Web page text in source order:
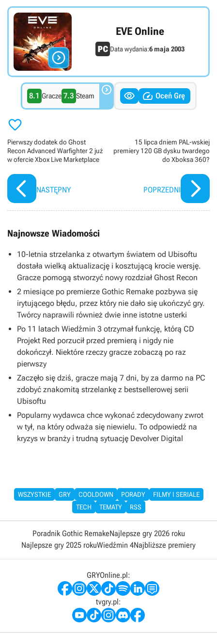

EVE Online
Data wydania:6 maja 2003
8.1 Gracze 7.3 Steam    Oceń Grę

Pierwszy dodatek do Ghost
Recon Advanced Warfighter 2 już
w ofercie Xbox Live Marketplace
NASTĘPNY
15 lipca dniem PAL-wskiej
premiery 120 GB dysku twardego
do Xboksa 360?
POPRZEDNI
Najnowsze Wiadomości
10-letnia strzelanka z otwartym światem od Ubisoftu
dostała wielką aktualizację i kosztującą krocie wersję.
Gracze pomogą stworzyć nowy rozdział Ghost Recon
2 miesiące po premierze Gothic Remake pozbywa się
irytującego błędu, przez który nie dało się ukończyć gry.
Twórcy naprawili również dwie inne istotne usterki
Po 11 latach Wiedźmin 3 otrzymał funkcję, którą CD
Projekt Red porzucił przed premierą i nigdy nie
dokończył. Niektóre rzeczy gracze zobaczą po raz
pierwszy
Zaczęło się dziś, gracze mają 7 dni, by za darmo na PC
zdobyć znakomitą strzelankę z bestsellerowej serii
Ubisoftu
Popularny wydawca chce wykonać zdecydowany zwrot
w tył, na który odważa się niewielu. To odpowiedź na
kryzys w branży i trudną sytuację Devolver Digital
WSZYSTKIE GRY COOLDOWN PORADY
FILMY I SERIALE
TECH
TEMATY RSS
Poradnik Gothic RemakeNajlepsze gry 2026 roku
Najlepsze gry 2025 rokuWiedźmin 4Najbliższe premiery
GRYOnline.pl:
tvgry.pl: